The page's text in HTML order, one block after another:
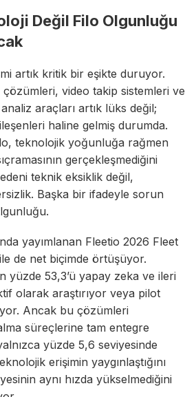
Değil Filo Olgunluğu
artık kritik bir eşikte duruyor.
video takip sistemleri ve
araçları artık lüks değil;
haline gelmiş durumda.
teknolojik yoğunluğa rağmen
gerçekleşmediğini
teknik eksiklik değil,
Başka bir ifadeyle sorun
yayımlanan Fleetio 2026 Fleet
de net biçimde örtüşüyor.
yüzde 53,3’ü yapay zeka ve ileri
olarak araştırıyor veya pilot
Ancak bu çözümleri
süreçlerine tam entegre
yüzde 5,6 seviyesinde
erişimin yaygınlaştığını
aynı hızda yükselmediğini